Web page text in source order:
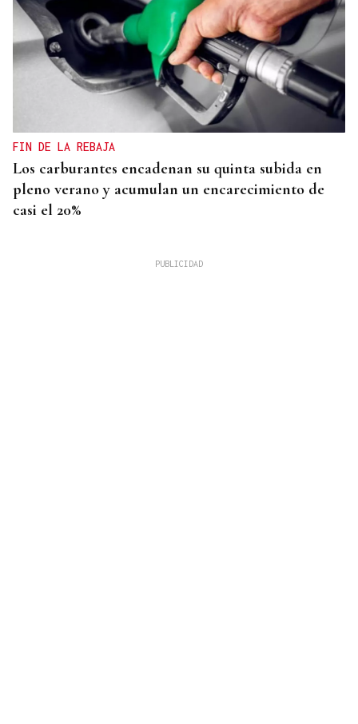
FIN DE LA REBAJA
Los carburantes encadenan su quinta subida en
pleno verano y acumulan un encarecimiento de
casi el 20%